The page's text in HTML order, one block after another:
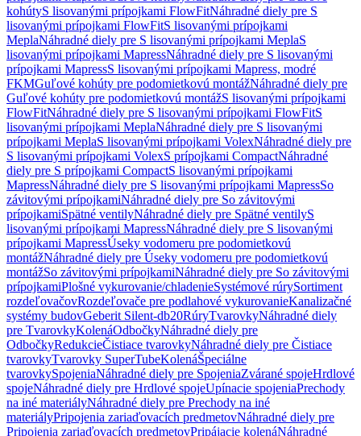
kohútyS lisovanými prípojkami FlowFitNáhradné diely pre S
lisovanými prípojkami FlowFitS lisovanými prípojkami
MeplaNáhradné diely pre S lisovanými prípojkami MeplaS
lisovanými prípojkami MapressNáhradné diely pre S lisovanými
prípojkami MapressS lisovanými prípojkami Mapress, modré
FKMGuľové kohúty pre podomietkovú montážNáhradné diely pre
Guľové kohúty pre podomietkovú montážS lisovanými prípojkami
FlowFitNáhradné diely pre S lisovanými prípojkami FlowFitS
lisovanými prípojkami MeplaNáhradné diely pre S lisovanými
prípojkami MeplaS lisovanými prípojkami VolexNáhradné diely pre
S lisovanými prípojkami VolexS prípojkami CompactNáhradné
diely pre S prípojkami CompactS lisovanými prípojkami
MapressNáhradné diely pre S lisovanými prípojkami MapressSo
závitovými prípojkamiNáhradné diely pre So závitovými
prípojkamiSpätné ventilyNáhradné diely pre Spätné ventilyS
lisovanými prípojkami MapressNáhradné diely pre S lisovanými
prípojkami MapressÚseky vodomeru pre podomietkovú
montážNáhradné diely pre Úseky vodomeru pre podomietkovú
montážSo závitovými prípojkamiNáhradné diely pre So závitovými
prípojkamiPlošné vykurovanie/chladenieSystémové rúrySortiment
rozdeľovačovRozdeľovače pre podlahové vykurovanieKanalizačné
systémy budovGeberit Silent-db20RúryTvarovkyNáhradné diely
pre TvarovkyKolenáOdbočkyNáhradné diely pre
OdbočkyRedukcieČistiace tvarovkyNáhradné diely pre Čistiace
tvarovkyTvarovky SuperTubeKolenáŠpeciálne
tvarovkySpojeniaNáhradné diely pre SpojeniaZvárané spojeHrdlové
spojeNáhradné diely pre Hrdlové spojeUpínacie spojeniaPrechody
na iné materiályNáhradné diely pre Prechody na iné
materiályPripojenia zariaďovacích predmetovNáhradné diely pre
Pripojenia zariaďovacích predmetovPripájacie kolenáNáhradné